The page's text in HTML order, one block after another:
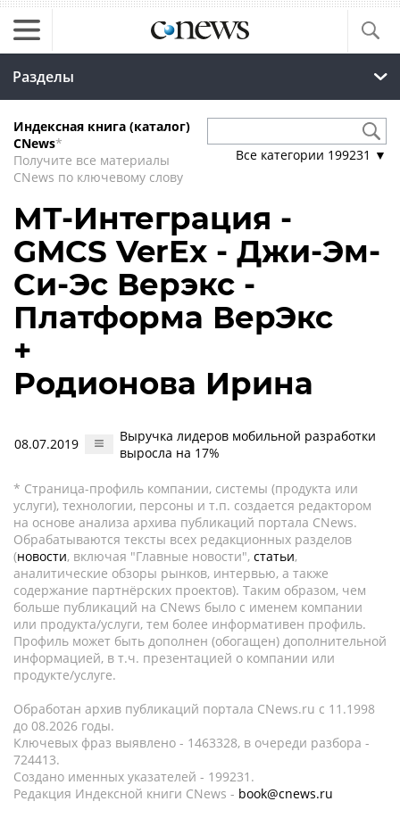
Разделы
Индексная книга (каталог)
CNews*
Получите все материалы
CNews по ключевому слову
Все категории 199231 ▼
МТ-Интеграция -
GMCS VerEx - Джи-Эм-
Си-Эс Верэкс -
Платформа ВерЭкс
+
Родионова Ирина
08.07.2019
Выручка лидеров мобильной разработки
выросла на 17%
* Страница-профиль компании, системы (продукта или
услуги), технологии, персоны и т.п. создается редактором
на основе анализа архива публикаций портала CNews.
Обрабатываются тексты всех редакционных разделов
(новости, включая "Главные новости", статьи,
аналитические обзоры рынков, интервью, а также
содержание партнёрских проектов). Таким образом, чем
больше публикаций на CNews было с именем компании
или продукта/услуги, тем более информативен профиль.
Профиль может быть дополнен (обогащен) дополнительной
информацией, в т.ч. презентацией о компании или
продукте/услуге.
Обработан архив публикаций портала CNews.ru c 11.1998
до 08.2026 годы.
Ключевых фраз выявлено - 1463328, в очереди разбора -
724413.
Создано именных указателей - 199231.
Редакция Индексной книги CNews - book@cnews.ru